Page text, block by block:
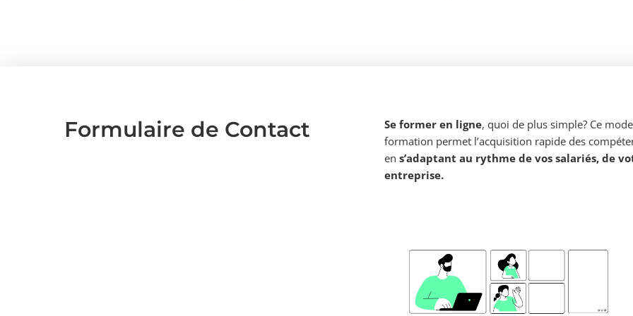
Formulaire de Contact Se former en ligne, quoi de plus simple? Ce
formation permet l’acquisition rapide des
en s’adaptant au rythme de vos salariés, de
entreprise.